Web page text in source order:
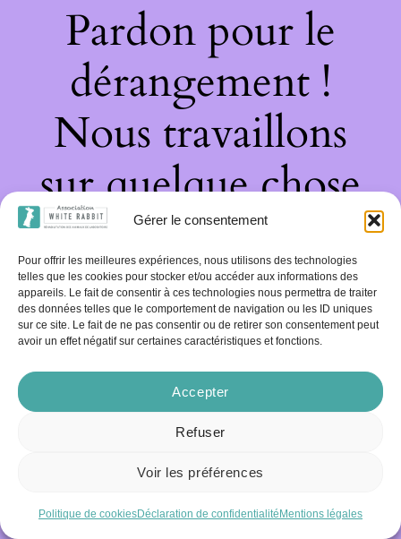
Gérer le consentement
Pour offrir les meilleures expériences, nous utilisons des technologies
telles que les cookies pour stocker et/ou accéder aux informations des
appareils. Le fait de consentir à ces technologies nous permettra de traiter
des données telles que le comportement de navigation ou les ID uniques
sur ce site. Le fait de ne pas consentir ou de retirer son consentement peut
avoir un effet négatif sur certaines caractéristiques et fonctions.
Accepter
Refuser
Voir les préférences
Politique de cookiesDéclaration de confidentialité Mentions légales
Pardon pour le
dérangement !
Nous travaillons
sur quelque chose
de fantastique –
revenez bientôt !